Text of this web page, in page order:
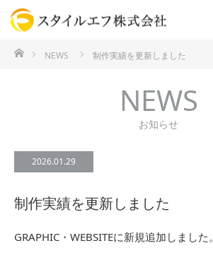
ホームNEWS 制作実績を更新しました
NEWS
お知らせ
2026.01.29
制作実績を更新しました
GRAPHIC・WEBSITEに新規追加しました。